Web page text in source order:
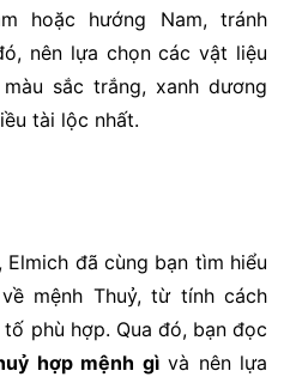
hoặc hướng Nam, tránh
nên lựa chọn các vật liệu
sắc trắng, xanh dương
tài lộc nhất.
đã cùng bạn tìm hiểu
mệnh Thuỷ, từ tính cách
phù hợp. Qua đó, bạn đọc
hợp mệnh gìvà nên lựa